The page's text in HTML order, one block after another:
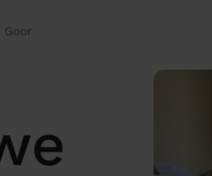
Goor